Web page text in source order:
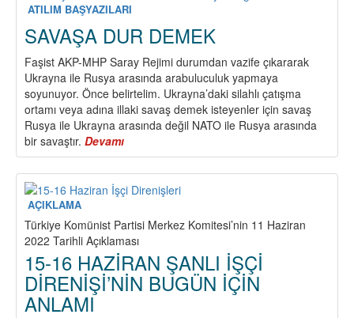
ATILIM BAŞYAZILARI
SAVAŞA DUR DEMEK
Faşist AKP-MHP Saray Rejimi durumdan vazife çıkararak
Ukrayna ile Rusya arasında arabuluculuk yapmaya
soyunuyor. Önce belirtelim. Ukrayna’daki silahlı çatışma
ortamı veya adına illaki savaş demek isteyenler için savaş
Rusya ile Ukrayna arasında değil NATO ile Rusya arasında
bir savaştır. Devamı
SAVAŞA
DUR
DEMEK
AÇIKLAMA
Türkiye Komünist Partisi Merkez Komitesi’nin 11 Haziran
2022 Tarihli Açıklaması
15-16 HAZİRAN ŞANLI İŞÇİ
DİRENİŞİ’NİN BUGÜN İÇİN
ANLAMI